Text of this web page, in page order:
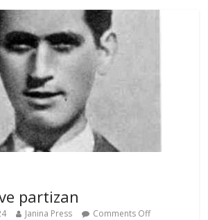
S’mbaj inat me asnjëri -Ganimete Jakupi
poete e respektuar
August 3, 2026 Comments Off
Nga Elmije Ajazi e nderuar
August 5, 2026 Comments Off
partizan
Janina Press Comments Off